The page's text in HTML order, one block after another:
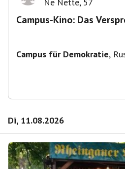
Campus-Kino: Das
Campus für Demokratie,
Di, 11.08.2026